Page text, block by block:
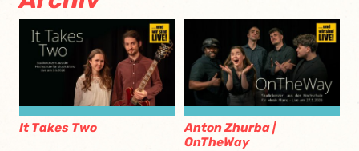
It Takes Two
Anton Zhurba |
OnTheWay